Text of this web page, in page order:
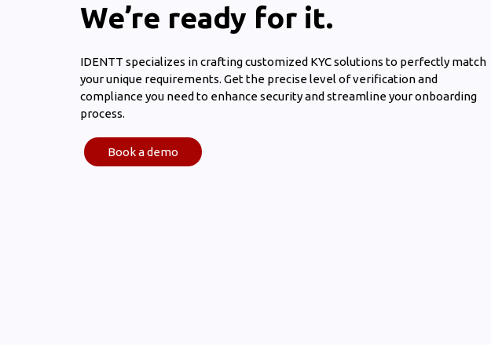
We’re ready for it.
IDENTT specializes in crafting customized KYC solutions to perfectly match
your unique requirements. Get the precise level of verification and
compliance you need to enhance security and streamline your onboarding
process.
Book a demo